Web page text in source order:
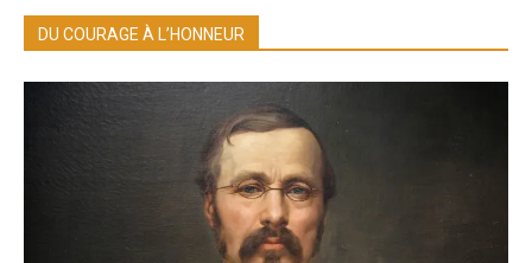
DU COURAGE À L’HONNEUR